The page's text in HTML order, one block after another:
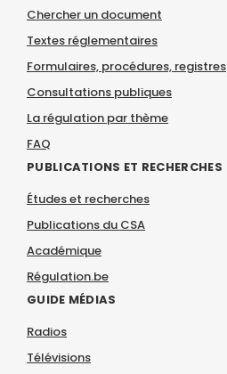
Chercher un document
Textes réglementaires
Formulaires, procédures, registres
Consultations publiques
La régulation par thème
FAQ
PUBLICATIONS ET RECHERCHES
Études et recherches
Publications du CSA
Académique
Régulation.be
GUIDE MÉDIAS
Radios
Télévisions